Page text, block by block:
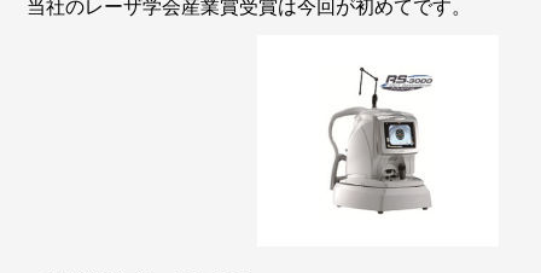
当社のレーザ学会産業賞受賞は今回が初めてです。